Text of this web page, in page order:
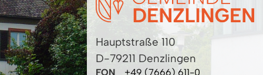
Hauptstraße 110
D-79211 Denzlingen
FON
+49 (7666) 611-0